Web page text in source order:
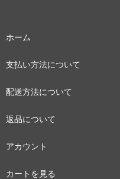
ホーム
支払い方法について
配送方法について
返品について
アカウント
カートを見る